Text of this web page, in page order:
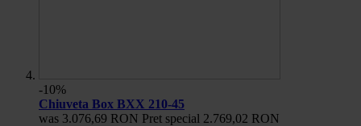
-10%
Chiuveta Box BXX 210-45
was 3.076,69 RON Pret special 2.769,02 RON